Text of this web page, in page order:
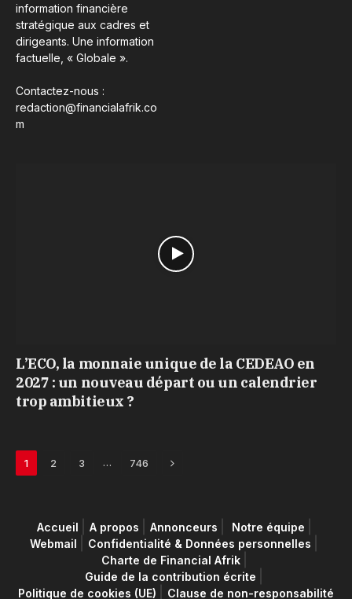
information financière
stratégique aux cadres et
dirigeants. Une information
factuelle, « Globale ».
Contactez-nous :
redaction@financialafrik.co
m
L’ECO, la monnaie unique de la CEDEAO en
2027 : un nouveau départ ou un calendrier
trop ambitieux ?
1 2 3 … 746 Next
Accueil A propos Annonceurs
Notre équipe
Webmail
Confidentialité & Données personnelles
Charte de Financial Afrik
Guide de la contribution écrite
Politique de cookies (UE)
Clause de non-responsabilité